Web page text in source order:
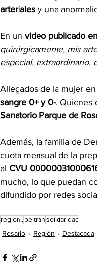
arteriales y una
En un video publicado
quirúrgicamente, mis
especial, extraordinario,
Allegados de la mujer
sangre 0+ y 0-. Quienes
Sanatorio Parque de
Además, la familia de
cuota mensual de la
al CVU
mucho, lo que puedan
difundido por redes
region..beltransolidaridad
Rosario
Región Destacada